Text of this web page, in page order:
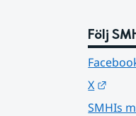
Följ
X
SMHIs